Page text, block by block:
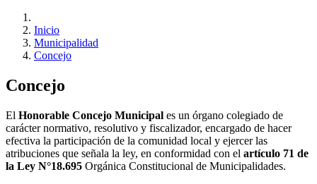
Inicio
Municipalidad
Concejo
Concejo
El Honorable Concejo Municipal es un órgano colegiado de
carácter normativo, resolutivo y fiscalizador, encargado de hacer
efectiva la participación de la comunidad local y ejercer las
atribuciones que señala la ley, en conformidad con el artículo 71 de
la Ley N°18.695 Orgánica Constitucional de Municipalidades.